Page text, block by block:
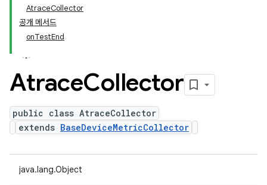
AtraceCollector
공개 메서드
onTestEnd
AtraceCollector
public class AtraceCollector
extends BaseDeviceMetricCollector
java.lang.Object